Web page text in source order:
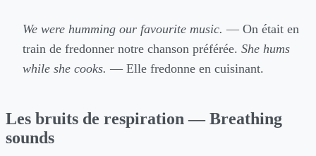
We were humming our favourite music. — On était en
train de fredonner notre chanson préférée. She hums
while she cooks. — Elle fredonne en cuisinant.
Les bruits de respiration — Breathing
sounds